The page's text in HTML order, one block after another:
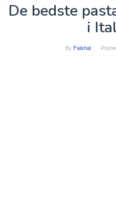
De bedste
i
By Faishal